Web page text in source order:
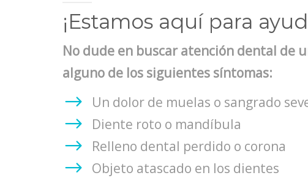
¡Estamos aquí para
No dude en buscar atención dental de
alguno de los siguientes síntomas:
Un dolor de muelas o sangrado
Diente roto o mandíbula
Relleno dental perdido o corona
Objeto atascado en los dientes